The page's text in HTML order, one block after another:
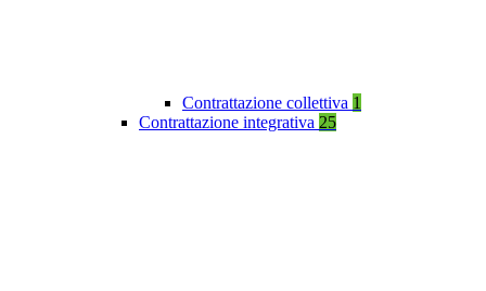
Contrattazione collettiva 1
Contrattazione integrativa 25